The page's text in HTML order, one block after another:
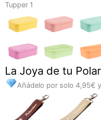
Tupper 1
La Joya de tu
Añádelo por solo 4,95€